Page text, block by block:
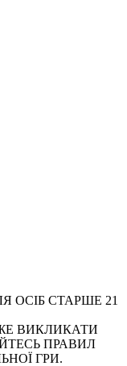
ОСІБ СТАРШЕ 21
ВИКЛИКАТИ
ПРАВИЛ
ГРИ.